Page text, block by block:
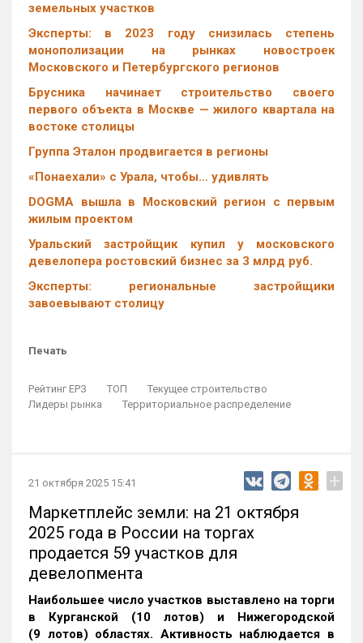
земельных участков
Эксперты: в 2023 году снизилась степень
монополизации на рынках новостроек
Московского и Петербургского регионов
Брусника начинает строительство своего
первого объекта в Москве — жилого квартала на
востоке столицы
Группа Эталон продвигается в регионы
«Понаехали» с Урала, чтобы… удивлять
DOGMA вышла в Московский регион с первым
жилым проектом
Уральский застройщик купил у московского
девелопера ростовский бизнес за 3 млрд руб.
Эксперты: региональные застройщики
завоевывают столицу
Печать
Рейтинг ЕРЗ ТОП
Текущее строительство
Лидеры рынка
Территориальное распределение
21 октября 2025 15:41 +
Маркетплейс земли: на 21 октября
2025 года в России на торгах
продается 59 участков для
девелопмента
Наибольшее число участков выставлено на торги
в Курганской (10 лотов) и Нижегородской
(9 лотов) областях. Активность наблюдается в